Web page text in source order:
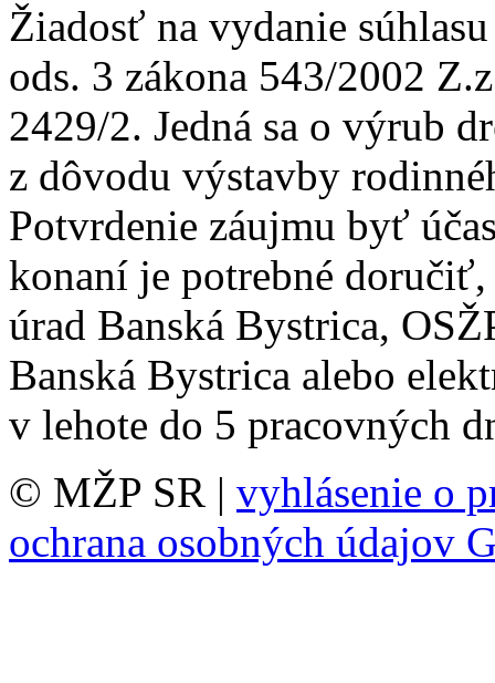
Žiadosť na vydanie
ods. 3 zákona 543/2002
2429/2. Jedná sa o výrub
z dôvodu výstavby
Potvrdenie záujmu byť
konaní je potrebné
úrad Banská Bystrica,
Banská Bystrica alebo
v lehote do 5 pracovných
© MŽP SR | vyhlásenie o
ochrana osobných údajov